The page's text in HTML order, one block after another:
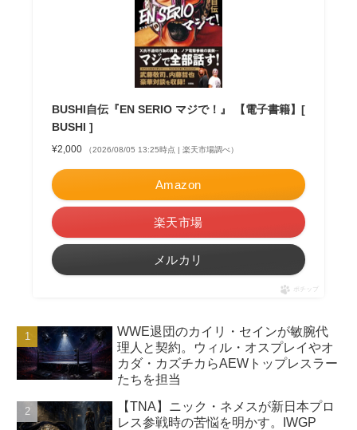
BUSHI自伝『EN SERIO マジで！』 【電子書籍】[
BUSHI ]
¥2,000 （2026/08/05 13:25時点 | 楽天市場調べ）
Amazon
楽天市場
メルカリ
ポチップ
WWE退団のカイリ・セインが敏腕代
理人と契約。ウィル・オスプレイやオ
カダ・カズチカらAEWトップレスラー
たちを担当
【TNA】ニック・ネメスが新日本プロ
レス参戦時の苦悩を明かす。IWGP